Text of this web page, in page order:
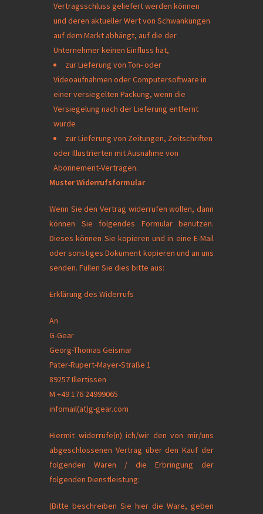
Vertragsschluss geliefert werden können
und deren aktueller Wert von Schwankungen
auf dem Markt abhängt, auf die der
Unternehmer keinen Einfluss hat,
zur Lieferung von Ton- oder
Videoaufnahmen oder Computersoftware in
einer versiegelten Packung, wenn die
Versiegelung nach der Lieferung entfernt
wurde
zur Lieferung von Zeitungen, Zeitschriften
oder Illustrierten mit Ausnahme von
Abonnement-Verträgen.
Muster Widerrufsformular
Wenn Sie den Vertrag widerrufen wollen, dann
können Sie folgendes Formular benutzen.
Dieses können Sie kopieren und in eine E-Mail
oder sonstiges Dokument kopieren und an uns
senden. Füllen Sie dies bitte aus:
Erklärung des Widerrufs
An
G-Gear
Georg-Thomas Geismar
Pater-Rupert-Mayer-Straße 1
89257 Illertissen
M +49 176 24999065
infomail(at)g-gear.com
Hiermit widerrufe(n) ich/wir den von mir/uns
abgeschlossenen Vertrag über den Kauf der
folgenden Waren / die Erbringung der
folgenden Dienstleistung:
(Bitte beschreiben Sie hier die Ware, geben